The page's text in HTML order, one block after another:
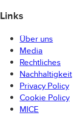
Links
Über uns
Media
Rechtliches
Nachhaltigkeit
Privacy Policy
Cookie Policy
MICE